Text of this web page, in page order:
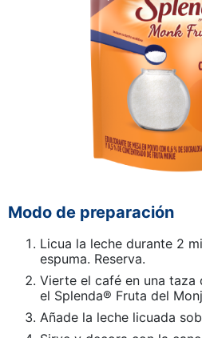
Modo de preparación
Licua la leche durante 2
espuma. Reserva.
Vierte el café en una
el Splenda® Fruta del
Añade la leche licuada